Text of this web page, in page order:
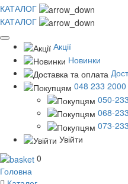
КАТАЛОГ
КАТАЛОГ
Акції
Новинки
048 233 2000
050-
068-
073-
Увійти
0
Головна